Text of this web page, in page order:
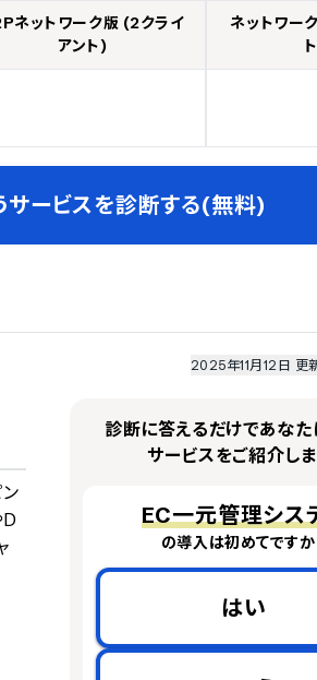
ネットワーク版 (2クライ
アント)
ネットワー
サービスを診断する(無料)
2025年11月12日 更
一部
PRONIアイミツSaaS
のサービス
業界DX最強ナビ編集部 情報
診断に答えるだけであな
サービスをご紹介しま
EC一元管理シス
の導入は初めてですか
はい